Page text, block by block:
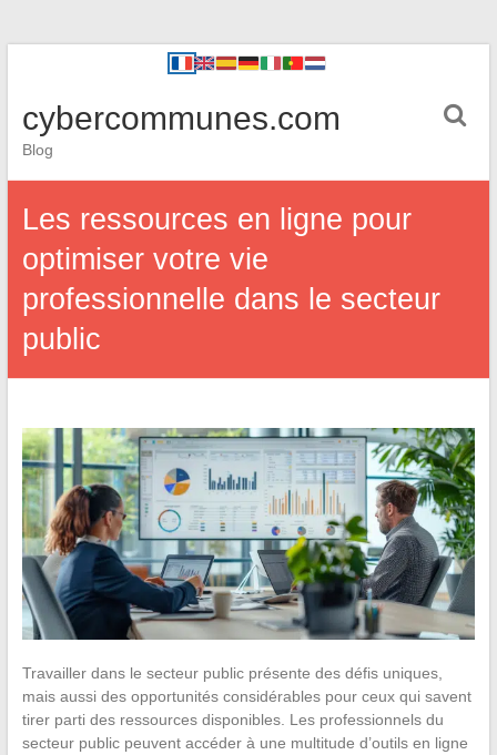
cybercommunes.com
Blog
Les ressources en ligne pour
optimiser votre vie
professionnelle dans le secteur
public
Travailler dans le secteur public présente des défis uniques,
mais aussi des opportunités considérables pour ceux qui savent
tirer parti des ressources disponibles. Les professionnels du
secteur public peuvent accéder à une multitude d’outils en ligne